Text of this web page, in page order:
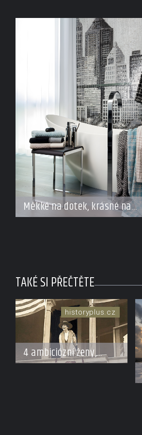
Měkké na dotek, krásné na
pohled
TAKÉ SI PŘEČTĚTE
4 ambiciózní ženy,
které změnily
historyplus.cz